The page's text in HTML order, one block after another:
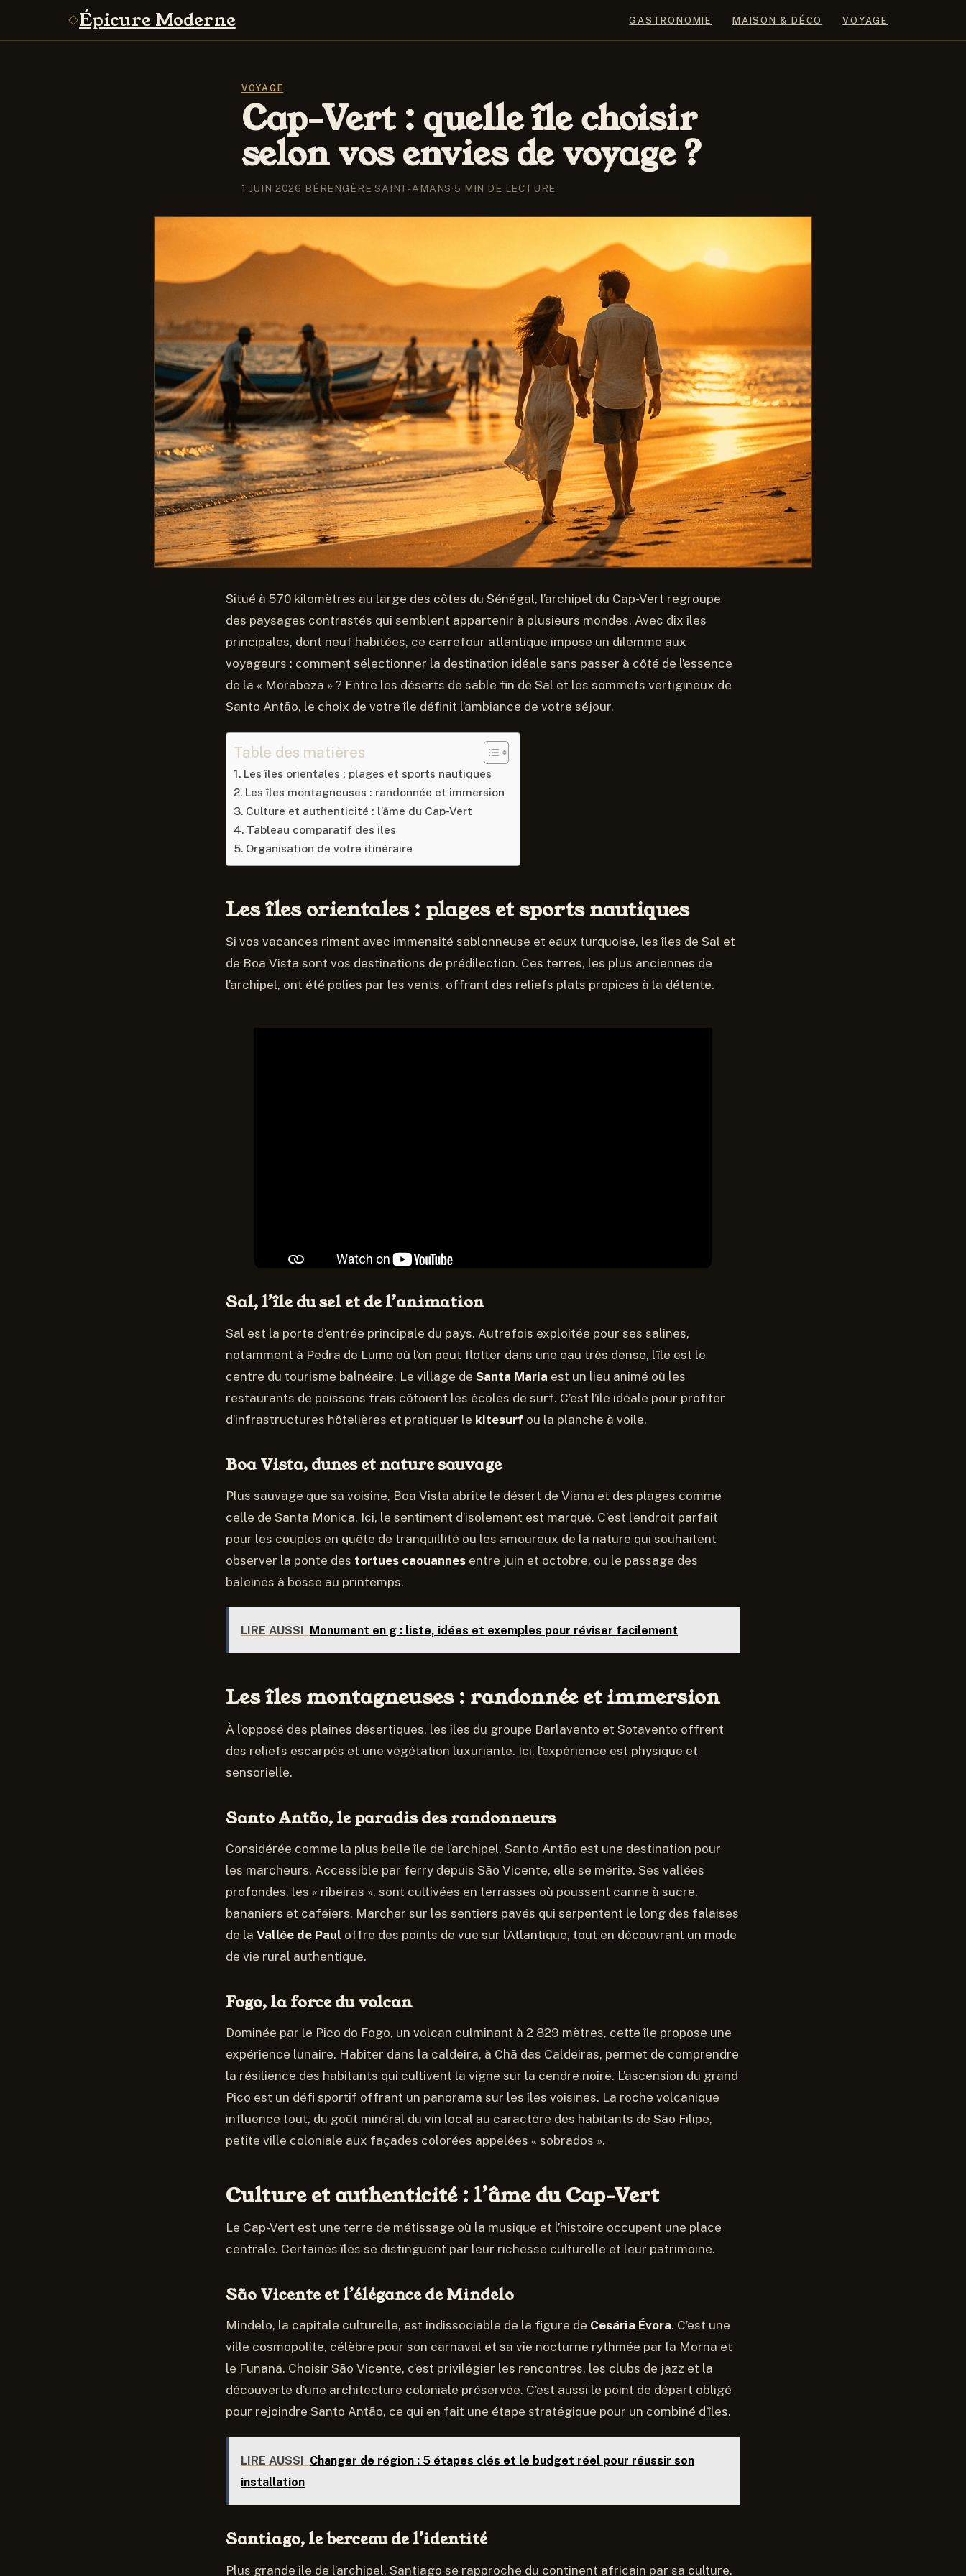
Épicure Moderne GASTRONOMIE MAISON & DÉCO VOYAGE
VOYAGE
Cap-Vert : quelle île choisir
selon vos envies de voyage ?
1 JUIN 2026·BÉRENGÈRE SAINT-AMANS·5 MIN DE LECTURE
Situé à 570 kilomètres au large des côtes du Sénégal, l’archipel du Cap-Vert regroupe
des paysages contrastés qui semblent appartenir à plusieurs mondes. Avec dix îles
principales, dont neuf habitées, ce carrefour atlantique impose un dilemme aux
voyageurs : comment sélectionner la destination idéale sans passer à côté de l’essence
de la « Morabeza » ? Entre les déserts de sable fin de Sal et les sommets vertigineux de
Santo Antão, le choix de votre île définit l’ambiance de votre séjour.
Table des matières
Les îles orientales : plages et sports nautiques
Les îles montagneuses : randonnée et immersion
Culture et authenticité : l’âme du Cap-Vert
Tableau comparatif des îles
Organisation de votre itinéraire
Les îles orientales : plages et sports nautiques
Si vos vacances riment avec immensité sablonneuse et eaux turquoise, les îles de Sal et
de Boa Vista sont vos destinations de prédilection. Ces terres, les plus anciennes de
l’archipel, ont été polies par les vents, offrant des reliefs plats propices à la détente.
Sal, l’île du sel et de l’animation
Sal est la porte d’entrée principale du pays. Autrefois exploitée pour ses salines,
notamment à Pedra de Lume où l’on peut flotter dans une eau très dense, l’île est le
centre du tourisme balnéaire. Le village de Santa Maria est un lieu animé où les
restaurants de poissons frais côtoient les écoles de surf. C’est l’île idéale pour profiter
d’infrastructures hôtelières et pratiquer le kitesurf ou la planche à voile.
Boa Vista, dunes et nature sauvage
Plus sauvage que sa voisine, Boa Vista abrite le désert de Viana et des plages comme
celle de Santa Monica. Ici, le sentiment d’isolement est marqué. C’est l’endroit parfait
pour les couples en quête de tranquillité ou les amoureux de la nature qui souhaitent
observer la ponte des tortues caouannes entre juin et octobre, ou le passage des
baleines à bosse au printemps.
LIRE AUSSI Monument en g : liste, idées et exemples pour réviser facilement
Les îles montagneuses : randonnée et immersion
À l’opposé des plaines désertiques, les îles du groupe Barlavento et Sotavento offrent
des reliefs escarpés et une végétation luxuriante. Ici, l’expérience est physique et
sensorielle.
Santo Antão, le paradis des randonneurs
Considérée comme la plus belle île de l’archipel, Santo Antão est une destination pour
les marcheurs. Accessible par ferry depuis São Vicente, elle se mérite. Ses vallées
profondes, les « ribeiras », sont cultivées en terrasses où poussent canne à sucre,
bananiers et caféiers. Marcher sur les sentiers pavés qui serpentent le long des falaises
de la Vallée de Paul offre des points de vue sur l’Atlantique, tout en découvrant un mode
de vie rural authentique.
Fogo, la force du volcan
Dominée par le Pico do Fogo, un volcan culminant à 2 829 mètres, cette île propose une
expérience lunaire. Habiter dans la caldeira, à Chã das Caldeiras, permet de comprendre
la résilience des habitants qui cultivent la vigne sur la cendre noire. L’ascension du grand
Pico est un défi sportif offrant un panorama sur les îles voisines. La roche volcanique
influence tout, du goût minéral du vin local au caractère des habitants de São Filipe,
petite ville coloniale aux façades colorées appelées « sobrados ».
Culture et authenticité : l’âme du Cap-Vert
Le Cap-Vert est une terre de métissage où la musique et l’histoire occupent une place
centrale. Certaines îles se distinguent par leur richesse culturelle et leur patrimoine.
São Vicente et l’élégance de Mindelo
Mindelo, la capitale culturelle, est indissociable de la figure de Cesária Évora. C’est une
ville cosmopolite, célèbre pour son carnaval et sa vie nocturne rythmée par la Morna et
le Funaná. Choisir São Vicente, c’est privilégier les rencontres, les clubs de jazz et la
découverte d’une architecture coloniale préservée. C’est aussi le point de départ obligé
pour rejoindre Santo Antão, ce qui en fait une étape stratégique pour un combiné d’îles.
LIRE AUSSI Changer de région : 5 étapes clés et le budget réel pour réussir son
installation
Santiago, le berceau de l’identité
Plus grande île de l’archipel, Santiago se rapproche du continent africain par sa culture.